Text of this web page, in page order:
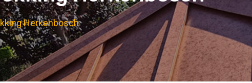
Herkenbosch